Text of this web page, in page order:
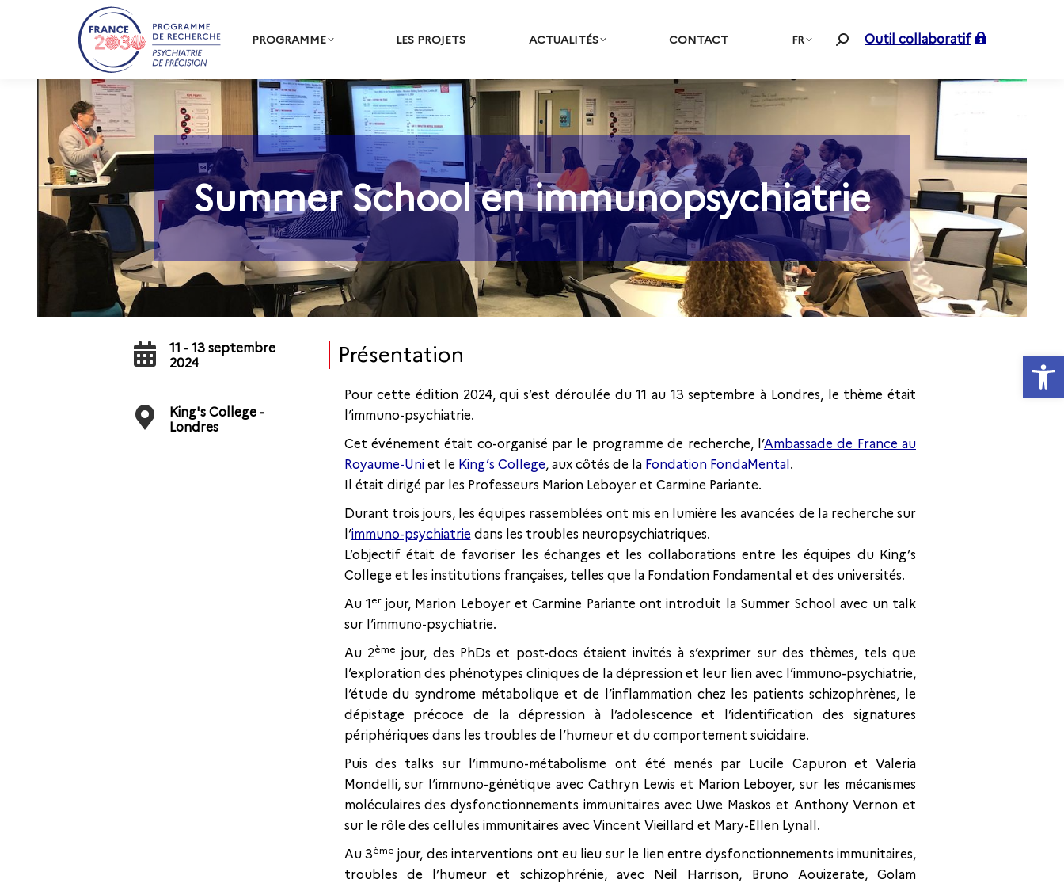
Ouvrir
PROGRAMME LES PROJETS ACTUALITÉS CONTACT FR
RechercheOutil collaboratif
Summer School en immunopsychiatrie
Vous êtes ici :
11 - 13 septembre
2024
King's College -
Londres
Présentation
Pour cette édition 2024, qui s’est déroulée du 11 au 13 septembre à Londres, le thème était
l’immuno-psychiatrie.
Cet événement était co-organisé par le programme de recherche, l’Ambassade de France au
Royaume-Uniet le King’s College, aux côtés de la Fondation FondaMental .
Il était dirigé par les Professeurs Marion Leboyer et Carmine Pariante.
Durant trois jours, les équipes rassemblées ont mis en lumière les avancées de la recherche sur
l’immuno-psychiatrie dans les troubles neuropsychiatriques.
L’objectif était de favoriser les échanges et les collaborations entre les équipes du King’s
College et les institutions françaises, telles que la Fondation Fondamental et des universités.
Au 1erjour, Marion Leboyer et Carmine Pariante ont introduit la Summer School avec un talk
sur l’immuno-psychiatrie.
Au 2ème jour, des PhDs et post-docs étaient invités à s’exprimer sur des thèmes, tels que
l’exploration des phénotypes cliniques de la dépression et leur lien avec l’immuno-psychiatrie,
l’étude du syndrome métabolique et de l’inflammation chez les patients schizophrènes, le
dépistage précoce de la dépression à l’adolescence et l’identification des signatures
périphériques dans les troubles de l’humeur et du comportement suicidaire.
Puis des talks sur l’immuno-métabolisme ont été menés par Lucile Capuron et Valeria
Mondelli, sur l’immuno-génétique avec Cathryn Lewis et Marion Leboyer, sur les mécanismes
moléculaires des dysfonctionnements immunitaires avec Uwe Maskos et Anthony Vernon et
sur le rôle des cellules immunitaires avec Vincent Vieillard et Mary-Ellen Lynall.
Au 3ème jour, des interventions ont eu lieu sur le lien entre dysfonctionnements immunitaires,
troubles de l’humeur et schizophrénie, avec Neil Harrison, Bruno Aouizerate, Golam